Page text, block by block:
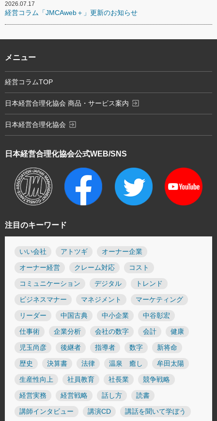
2026.07.17
経営コラム「JMCAweb＋」更新のお知らせ
注目のキーワード
いい会社 アトツギ オーナー企業
オーナー経営 クレーム対応 コスト
コミュニケーション デジタル トレンド
ビジネスマナー マネジメント マーケティング
リーダー 中国古典 中小企業 中谷彰宏
仕事術 企業分析 会社の数字 会計 健康
児玉尚彦 後継者 指導者 数字 新将命
歴史 決算書 法律 温泉 癒し 牟田太陽
生産性向上 社員教育 社長業 競争戦略
経営実務 経営戦略 話し方 読書
講師インタビュー 講演CD 講話を聞いて学ぼう
日本経営合理化協会公式WEB/SNS
メニュー
経営コラムTOP
日本経営合理化協会 商品・サービス案内 exit_to_app
日本経営合理化協会 exit_to_app